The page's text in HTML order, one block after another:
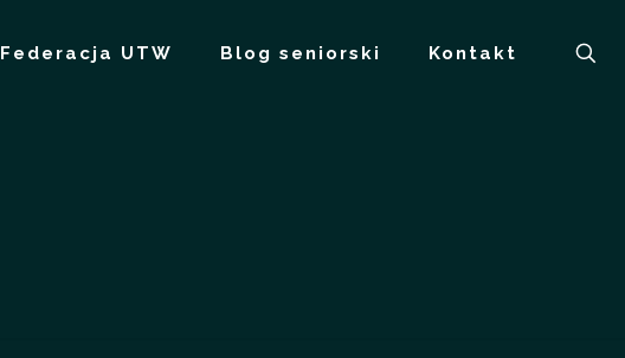
Federacja UTW Blog seniorski Kontakt